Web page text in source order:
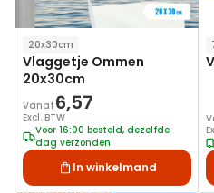
20x30cm
Vlaggetje Ommen
20x30cm
Vanaf 6,57
Excl. BTW
Voor 16:00 besteld, dezelfde
dag verzonden
In winkelmand